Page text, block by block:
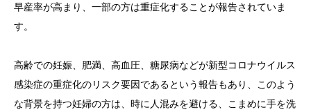
早産率が高まり、一部の方は重症化することが報告されていま
す。
高齢での妊娠、肥満、高血圧、糖尿病などが新型コロナウイルス
感染症の重症化のリスク要因であるという報告もあり、このよう
な背景を持つ妊婦の方は、時に人混みを避ける、こまめに手を洗